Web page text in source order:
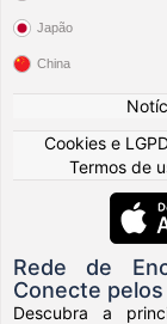
Japão
China
Cookies e
Termos de
Rede de
Conecte pelos
Descubra a